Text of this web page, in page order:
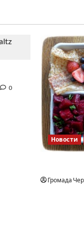
0
Новости
Громада